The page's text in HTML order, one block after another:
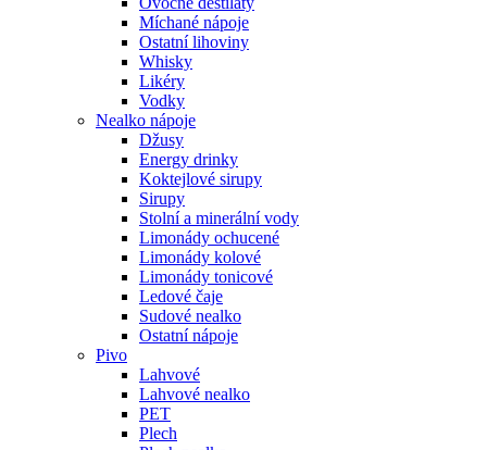
Míchané nápoje
Ostatní lihoviny
Whisky
Likéry
Vodky
Nealko nápoje
Džusy
Energy drinky
Koktejlové sirupy
Sirupy
Stolní a minerální vody
Limonády ochucené
Limonády kolové
Limonády tonicové
Ledové čaje
Sudové nealko
Ostatní nápoje
Pivo
Lahvové
Lahvové nealko
PET
Plech